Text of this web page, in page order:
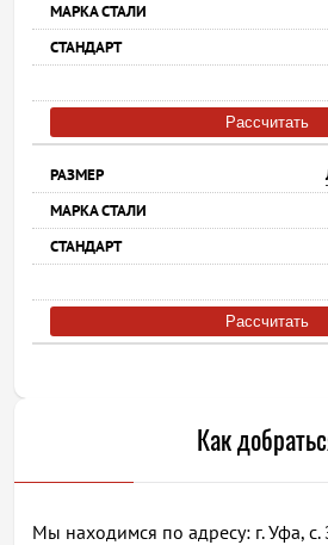
Рассчитать
Рассчитать
Как
Мы находимся по адресу: г. Уфа, с.